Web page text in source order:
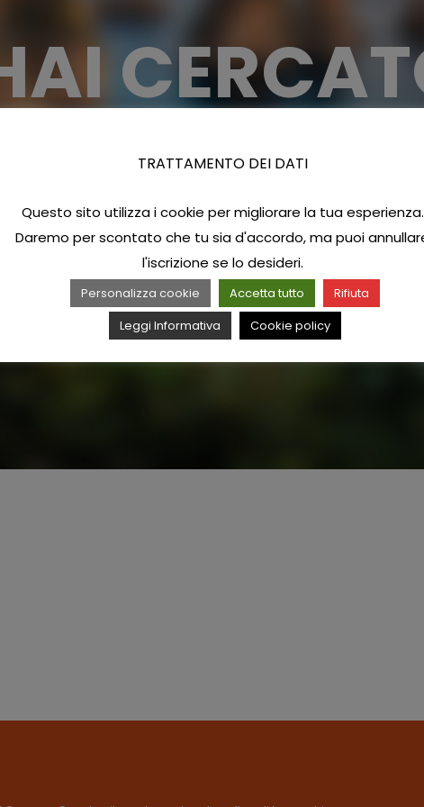
TRATTAMENTO DEI DATI
Questo sito utilizza i cookie per migliorare la tua esperienza.
Daremo per scontato che tu sia d'accordo, ma puoi
l'iscrizione se lo desideri.
Personalizza cookie Accetta tutto
Rifiuta
Leggi Informativa
Cookie policy